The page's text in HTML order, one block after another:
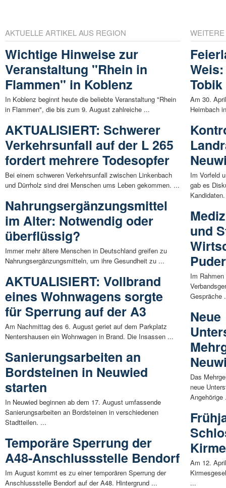
AKTUELLE ARTIKEL AUS REGION
Wichtige Hinweise zur
Veranstaltung "Rhein in
Flammen" in Koblenz
In Koblenz beginnt heute die beliebte Veranstaltung "Rhein
in Flammen", die bis zum 9. August zahlreiche ...
AKTUALISIERT: Schwerer
Verkehrsunfall auf der L 265
fordert mehrere Todesopfer
Bei einem schweren Verkehrsunfall zwischen Linkenbach
und Dürrholz sind drei Menschen ums Leben gekommen. ...
Nahrungsergänzungsmittel
im Alter: Notwendig oder
überflüssig?
Immer mehr ältere Menschen in Deutschland greifen zu
Nahrungsergänzungsmitteln, um ihre Gesundheit zu ...
AKTUALISIERT: Vollbrand
eines Wohnwagens sorgte
für Sperrung auf der A3
Am Nachmittag des 6. August geriet auf dem Parkplatz
Nentershausen ein Wohnwagen in Brand. Die Insassen ...
Sanierungsarbeiten an
Bordsteinen in Neuwied
starten
In Neuwied beginnen ab dem 17. August umfassende
Sanierungsarbeiten an Bordsteinen in verschiedenen
Stadtteilen. ...
Temporäre Sperrung der
A48-Anschlussstelle Bendorf
Im August kommt es zu einer temporären Sperrung der
Anschlussstelle Bendorf auf der A48. Hintergrund ...
Tobik
Am 30.
Heimbach
Im Vorfeld
gab es
und
Im
Gespräche
Neue
Das
neue
Angehörige
Am 12.
...